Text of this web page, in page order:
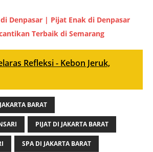
Denpasar | Pijat Enak di Denpasar
Terbaik di Semarang
Refleksi - Kebon Jeruk,
BARAT
PIJAT DI JAKARTA BARAT
SPA DI JAKARTA BARAT